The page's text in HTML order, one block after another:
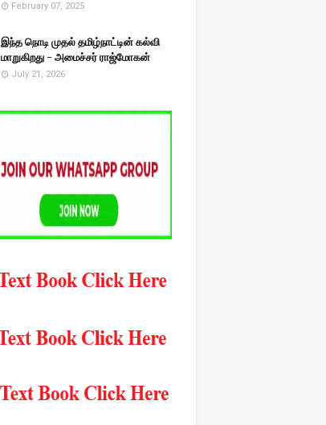
February 07, 2025
இந்த நொடி முதல் தமிழ்நாட்டின் கல்வி
மாறுகிறது - அமைச்சர் ராஜ்மோகன்
July 21, 2026